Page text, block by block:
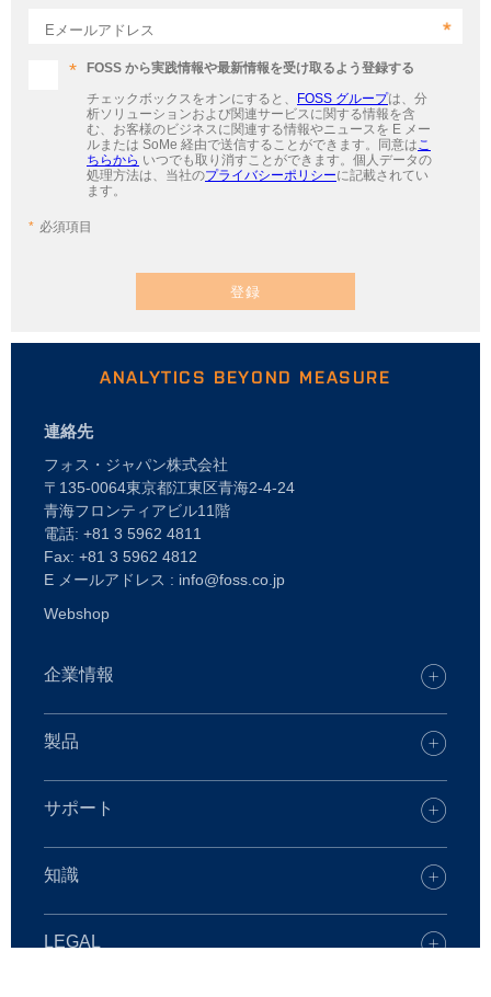
Eメールアドレス
FOSS から実践情報や最新情報を受け取るよう登録する
チェックボックスをオンにすると、 FOSS グループは、分
析ソリューションおよび関連サービスに関する情報を含
む、お客様のビジネスに関連する情報やニュースを E メー
ルまたは SoMe 経由で送信することができます。同意は こ
ちらから いつでも取り消すことができます。個人データの
処理方法は、当社のプライバシーポリシーに記載されてい
ます。
必須項目
登録
ANALYTICS BEYOND MEASURE
連絡先
フォス・ジャパン株式会社
〒135-0064東京都江東区青海2-4-24
青海フロンティアビル11階
電話: +81 3 5962 4811
Fax: +81 3 5962 4812
E メールアドレス : info@foss.co.jp
Webshop
企業情報
キャリア
FOSSオフィスを探す
FOSSとは
製品
製品
FOSS デジタルサービス
化学分析
食肉・食肉製品
生乳検査
サポート
ケアソリューション
サポートについて
トレーニングコース
知識
乳・乳製品
穀類など
LEGAL